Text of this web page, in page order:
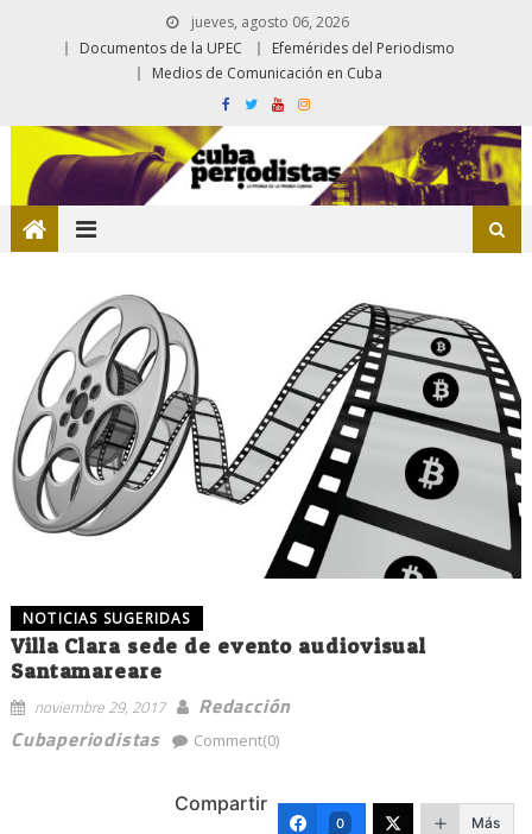
jueves, agosto 06, 2026
Documentos de la UPEC
Efemérides del Periodismo
Medios de Comunicación en Cuba
NOTICIAS SUGERIDAS
Villa Clara sede de evento audiovisual
Santamareare
noviembre 29, 2017
Redacción
Cubaperiodistas
Comment(0)
Compartir
0 Más